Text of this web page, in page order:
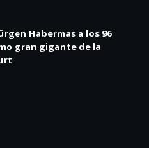
Habermas a los 96
gran gigante de la